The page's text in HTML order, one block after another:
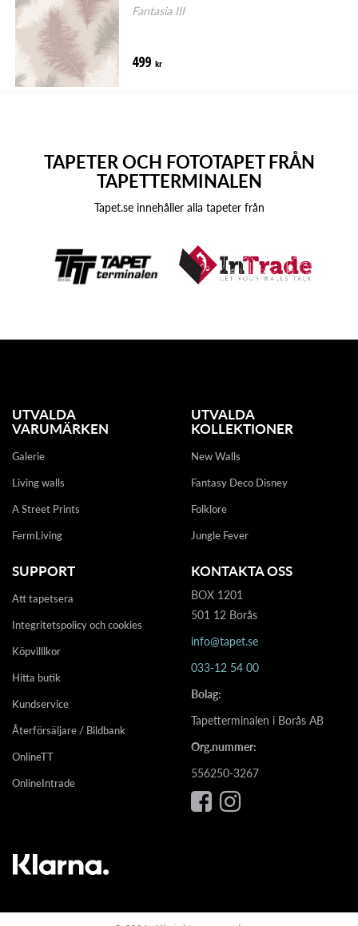
Fantasia III
499 kr
TAPETER OCH FOTOTAPET FRÅN
TAPETTERMINALEN
Tapet.se innehåller alla tapeter från
UTVALDA
VARUMÄRKEN
Galerie
Living walls
A Street Prints
FermLiving
UTVALDA
KOLLEKTIONER
New Walls
Fantasy Deco Disney
Folklore
Jungle Fever
SUPPORT
Att tapetsera
Integritetspolicy och cookies
Köpvilllkor
Hitta butik
Kundservice
Återförsäljare / Bildbank
OnlineTT
OnlineIntrade
KONTAKTA OSS
BOX 1201
501 12 Borås
info@tapet.se
033-12 54 00
Bolag:
Tapetterminalen i Borås AB
Org.nummer:
556250-3267